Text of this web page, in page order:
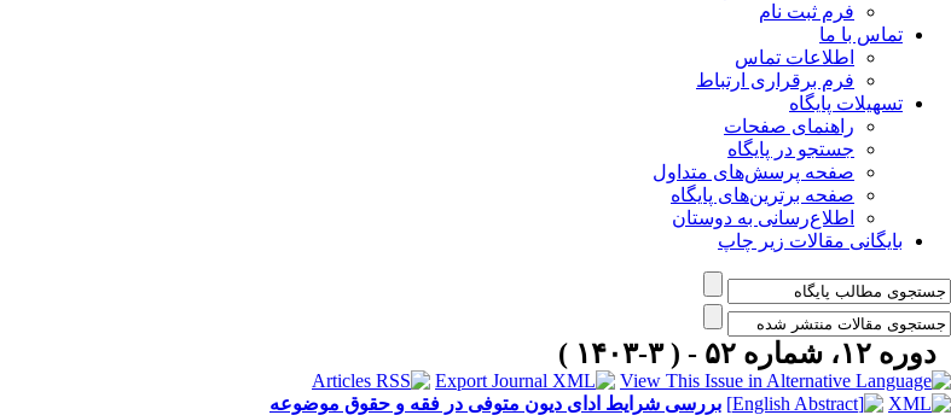
فرم ثبت نام
تماس با ما
اطلاعات تماس
فرم برقراری ارتباط
تسهیلات پایگاه
راهنمای صفحات
جستجو در پایگاه
صفحه پرسش‌های متداول
صفحه برترین‌های پایگاه
اطلاع‌رسانی به دوستان
بایگانی مقالات زیر چاپ
دوره ۱۲، شماره ۵۲ - ( ۳-۱۴۰۳ )
بررسی شرایط ادای دیون متوفی در فقه و حقوق موضوعه